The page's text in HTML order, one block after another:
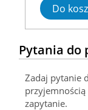
Do
Pytania do
Zadaj pytanie
przyjemnością
zapytanie.